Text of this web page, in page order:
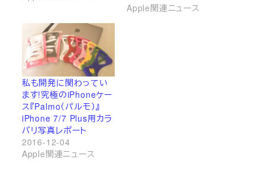
Apple関連ニュース
私も開発に関わってい
ます!究極のiPhoneケー
ス『Palmo（パルモ）』
iPhone 7/7 Plus用カラ
バリ写真レポート
2016-12-04
Apple関連ニュース